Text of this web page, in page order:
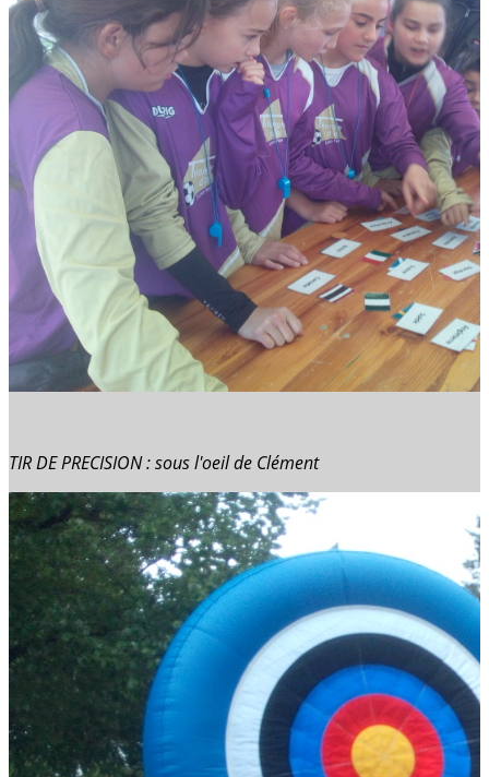
TIR DE PRECISION : sous l'oeil de Clément